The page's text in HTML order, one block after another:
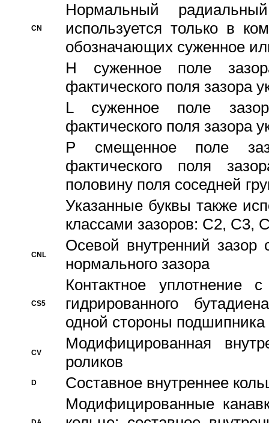
CN
Hормальный
используется только в
обозначающих суженное
H суженное поле
фактического поля зазора
L суженное поле
фактического поля зазора
P смещенное поле
фактического поля
половину поля соседней
Указанные буквы также
классами зазоров: С2,
CNL
Осевой внутренний зазор
нормального зазора
CS5
Контактное уплотнение
гидрированного
одной стороны подшипника
CV
Модифицированная
роликов
D Составное внутреннее
Модифицированные